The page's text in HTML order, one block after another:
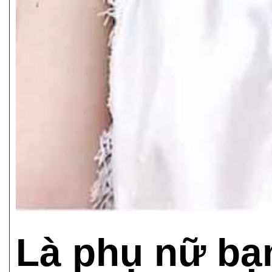
Là phụ nữ